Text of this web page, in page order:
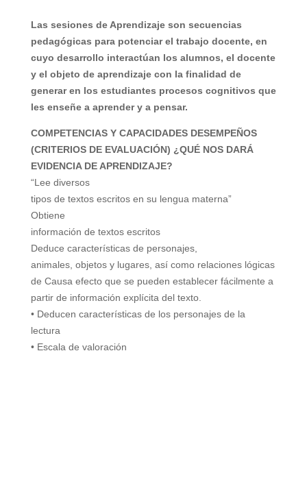
Las sesiones de Aprendizaje son secuencias
pedagógicas para potenciar el trabajo docente, en
cuyo desarrollo interactúan los alumnos, el docente
y el objeto de aprendizaje con la finalidad de
generar en los estudiantes procesos cognitivos que
les enseñe a aprender y a pensar.
COMPETENCIAS Y CAPACIDADES DESEMPEÑOS
(CRITERIOS DE EVALUACIÓN) ¿QUÉ NOS DARÁ
EVIDENCIA DE APRENDIZAJE?
“Lee diversos
tipos de textos escritos en su lengua materna”
Obtiene
información de textos escritos
Deduce características de personajes,
animales, objetos y lugares, así como relaciones lógicas
de Causa efecto que se pueden establecer fácilmente a
partir de información explícita del texto.
• Deducen características de los personajes de la
lectura
• Escala de valoración